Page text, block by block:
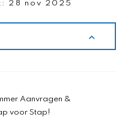
28 nov 2025
Aanvragen &
voor Stap!